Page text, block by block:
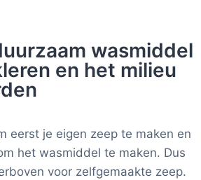
wasmiddel
en het milieu
eerst je eigen zeep te maken en
het wasmiddel te maken. Dus
voor zelfgemaakte zeep.